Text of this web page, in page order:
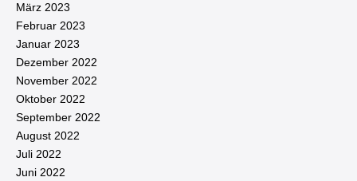
März 2023
Februar 2023
Januar 2023
Dezember 2022
November 2022
Oktober 2022
September 2022
August 2022
Juli 2022
Juni 2022